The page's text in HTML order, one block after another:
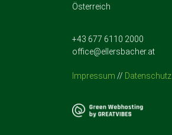
Österreich
+43 677 6110 2000
office@ellersbacher.at
Impressum // Datenschutz